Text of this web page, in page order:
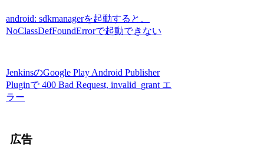
android: sdkmanagerを起動すると、
NoClassDefFoundErrorで起動できない
JenkinsのGoogle Play Android Publisher
Pluginで 400 Bad Request, invalid_grant エ
ラー
広告